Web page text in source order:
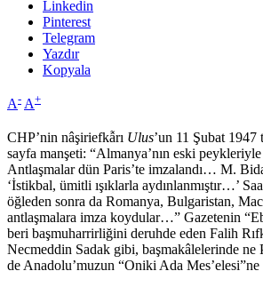
Linkedin
Pinterest
Telegram
Yazdır
Kopyala
A- A+
CHP’nin nâşiriefkẫrı Ulus’un 11 Şubat 1947
sayfa manşeti: “Almanya’nın eski
Antlaşmalar dün Paris’te imzalandı… M.
‘İstikbal, ümitli ışıklarla aydınlanmıştır…’
öğleden sonra da Romanya, Bulgaristan,
antlaşmalara imza koydular…” Gazetenin
beri başmuharrirliğini deruhde eden Falih
Necmeddin Sadak gibi, başmakâlelerinde ne
de Anadolu’muzun “Oniki Ada